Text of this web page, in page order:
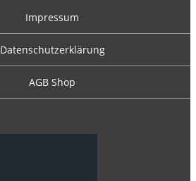
Impressum
Datenschutzerklärung
AGB Shop